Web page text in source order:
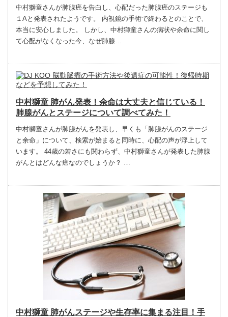
中村獅童さんが肺腺癌を告白し、心配だった肺腺癌のステージも
１Aと発表されたようです。 内視鏡の手術で終わるとのことで、
本当に安心しました。 しかし、中村獅童さんの病状や余命に関し
て心配がなくなった今、なぜ肺腺…
中村獅童 肺がん発表！余命は大丈夫と信じている！
肺腺がんとステージについて調べてみた！
中村獅童さんが肺腺がんを発表し、早くも「肺腺がんのステージ
と余命」について、検索が始まると同時に、心配の声が浮上して
います。 44歳の若さにも関わらず、中村獅童さんが発表した肺腺
がんとはどんな癌なのでしょうか？ …
中村獅童 肺がんステージや生存率に集まる注目！手